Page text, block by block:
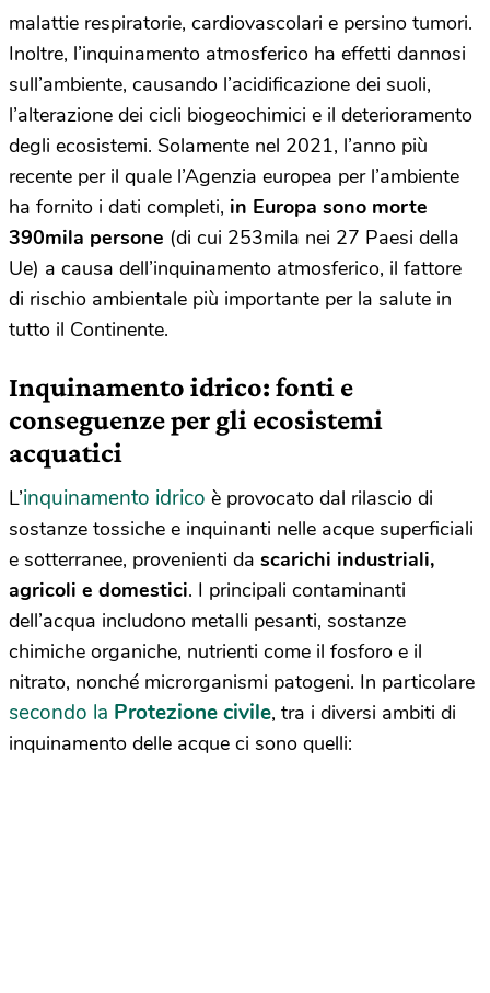
malattie respiratorie, cardiovascolari e persino tumori.
Inoltre, l’inquinamento atmosferico ha effetti dannosi
sull’ambiente, causando l’acidificazione dei suoli,
l’alterazione dei cicli biogeochimici e il deterioramento
degli ecosistemi. Solamente nel 2021, l’anno più
recente per il quale l’Agenzia europea per l’ambiente
ha fornito i dati completi, in Europa sono morte
390mila persone (di cui 253mila nei 27 Paesi della
Ue) a causa dell’inquinamento atmosferico, il fattore
di rischio ambientale più importante per la salute in
tutto il Continente.
Inquinamento idrico: fonti e
conseguenze per gli ecosistemi
acquatici
L’inquinamento idrico è provocato dal rilascio di
sostanze tossiche e inquinanti nelle acque superficiali
e sotterranee, provenienti da scarichi industriali,
agricoli e domestici. I principali contaminanti
dell’acqua includono metalli pesanti, sostanze
chimiche organiche, nutrienti come il fosforo e il
nitrato, nonché microrganismi patogeni. In particolare
secondo la Protezione civile, tra i diversi ambiti di
inquinamento delle acque ci sono quelli: